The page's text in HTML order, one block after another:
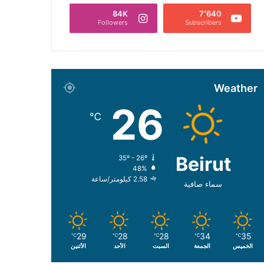
7٬640
Subscribers
84K
Followers
Weather
Beirut
سماء صافية
26
℃
35º - 26º
48%
2.58 كيلومتر/ساعة
35
℃
الخميس
34
℃
الجمعة
28
℃
السبت
28
℃
الأحد
29
℃
الأثنين